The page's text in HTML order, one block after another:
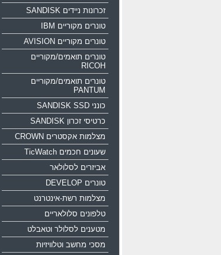
זכרונות ניידים SANDISK
טונרים מקוריים IBM
טונרים מקוריים AVISION
טונרים תואמים/מקוריים
RICOH
טונרים תואמים/מקוריים
PANTUM
כונני SANDISK SSD
כרטיסי זכרון SANDISK
מצלמות אקסטרים CROWN
שעונים חכמים TicWatch
אביזרים לסלולאר
טונרים DEVELOP
מצלמות רשת-אינטרנט
טלפונים סלולאריים
מטענים לסלולר וטאבלט
מסכי מחשב וטלוויזיות